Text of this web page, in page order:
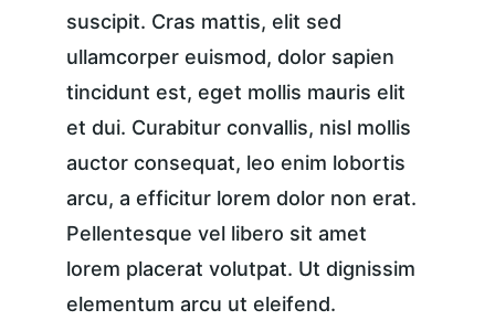
suscipit. Cras mattis, elit sed
ullamcorper euismod, dolor sapien
tincidunt est, eget mollis mauris elit
et dui. Curabitur convallis, nisl mollis
auctor consequat, leo enim lobortis
arcu, a efficitur lorem dolor non erat.
Pellentesque vel libero sit amet
lorem placerat volutpat. Ut dignissim
elementum arcu ut eleifend.